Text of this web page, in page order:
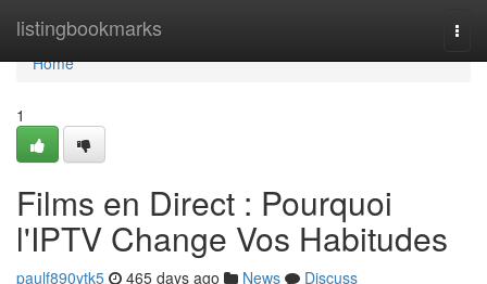
listingbookmarks
Home
Home
1
Films en Direct : Pourquoi
l'IPTV Change Vos Habitudes
paulf890ytk5 465 days ago News
Discuss